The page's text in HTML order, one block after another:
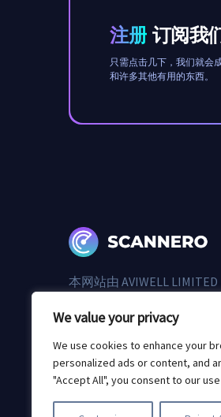
We value your privacy
We use cookies to enhance your
personalized ads or content, and
"Accept All", you consent to our
注册 订阅我
只需点击几下，我们就会
和许多其他有用的东西。
本网站由 AVIWELL LIMITED
Geri Nicosia, Cyprus）拥有
© 2026 Scannero.blog。所有品